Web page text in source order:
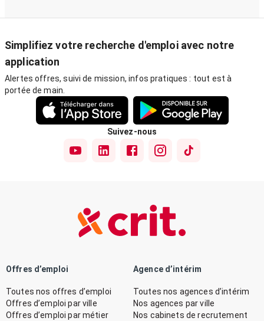
Simplifiez votre recherche d'emploi avec notre
application
Alertes offres, suivi de mission, infos pratiques : tout est à
portée de main.
Suivez-nous
Offres d’emploi
Toutes nos offres d’emploi
Offres d’emploi par ville
Offres d’emploi par métier
Agence d’intérim
Toutes nos agences d’intérim
Nos agences par ville
Nos cabinets de recrutement